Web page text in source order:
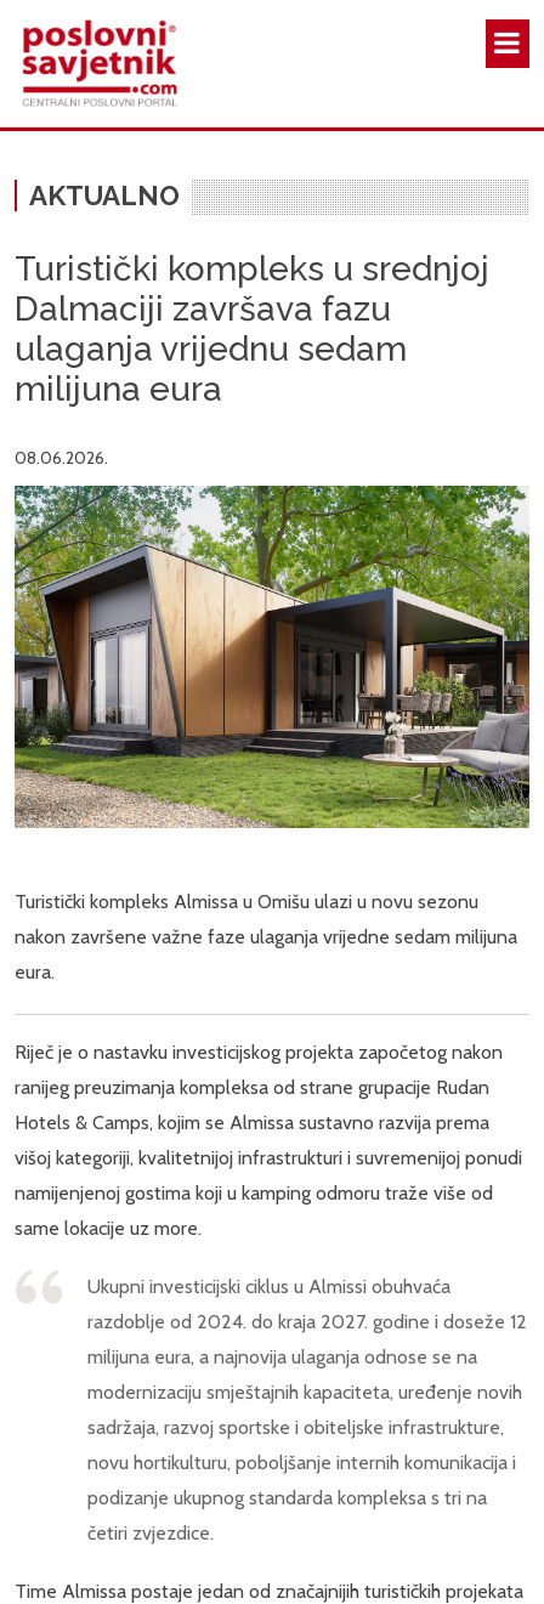
AKTUALNO
Turistički kompleks u srednjoj
Dalmaciji završava fazu
ulaganja vrijednu sedam
milijuna eura
08.06.2026.
Turistički kompleks Almissa u Omišu ulazi u novu sezonu
nakon završene važne faze ulaganja vrijedne sedam milijuna
eura.
Riječ je o nastavku investicijskog projekta započetog nakon
ranijeg preuzimanja kompleksa od strane grupacije Rudan
Hotels & Camps, kojim se Almissa sustavno razvija prema
višoj kategoriji, kvalitetnijoj infrastrukturi i suvremenijoj ponudi
namijenjenoj gostima koji u kamping odmoru traže više od
same lokacije uz more.
Ukupni investicijski ciklus u Almissi obuhvaća
razdoblje od 2024. do kraja 2027. godine i doseže 12
milijuna eura, a najnovija ulaganja odnose se na
modernizaciju smještajnih kapaciteta, uređenje novih
sadržaja, razvoj sportske i obiteljske infrastrukture,
novu hortikulturu, poboljšanje internih komunikacija i
podizanje ukupnog standarda kompleksa s tri na
četiri zvjezdice.
Time Almissa postaje jedan od značajnijih turističkih projekata